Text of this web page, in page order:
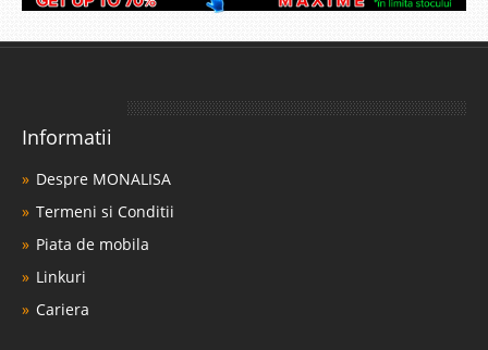
Informatii
Despre MONALISA
Termeni si Conditii
Piata de mobila
Linkuri
Cariera